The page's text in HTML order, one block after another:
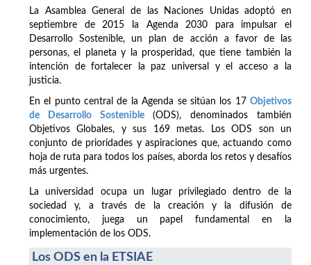
La Asamblea General de las Naciones Unidas adoptó en
septiembre de 2015 la Agenda 2030 para impulsar el
Desarrollo Sostenible, un plan de acción a favor de las
personas, el planeta y la prosperidad, que tiene también la
intención de fortalecer la paz universal y el acceso a la
justicia.
En el punto central de la Agenda se sitúan los 17 Objetivos
de Desarrollo Sostenible(ODS), denominados también
Objetivos Globales, y sus 169 metas. Los ODS son un
conjunto de prioridades y aspiraciones que, actuando como
hoja de ruta para todos los países, aborda los retos y desafíos
más urgentes.
La universidad ocupa un lugar privilegiado dentro de la
sociedad y, a través de la creación y la difusión de
conocimiento, juega un papel fundamental en la
implementación de los ODS.
Los ODS en la ETSIAE